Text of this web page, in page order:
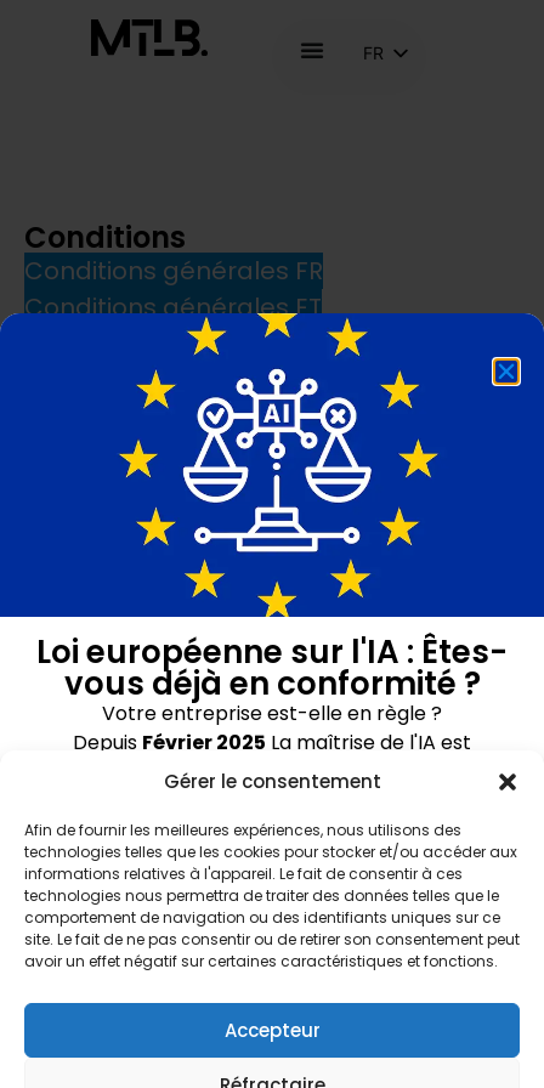
Gérer le consentement
Afin de fournir les meilleures expériences, nous utilisons des
technologies telles que les cookies pour stocker et/ou accéder aux
informations relatives à l'appareil. Le fait de consentir à ces
technologies nous permettra de traiter des données telles que le
comportement de navigation ou des identifiants uniques sur ce
site. Le fait de ne pas consentir ou de retirer son consentement peut
avoir un effet négatif sur certaines caractéristiques et fonctions.
Accepteur
FR
Conditions
Conditions générales FR
Conditions générales ET
Conditions générales FR
Info
A propos de
nous
Blog
Contact
Google beoordeling
Ateliers
Atelier sur la
maîtrise de l'IA
Atelier avancé
sur l'IA
AI Adoptie
Traject
L'IA pour les
dirigeants
d'entreprise
Atelier sur le
droit de l'IA dans
l'UE
Atelier en ligne
sur l'IA
Demande
de devis
Metalab
Consultants BV
BE 1005.876.043
info@mtlb.io
+32(0)50/54.82.17
Loi européenne sur l'IA : Êtes-
vous déjà en conformité ?
Votre entreprise est-elle en règle ?
Depuis Février 2025 La maîtrise de l'IA est
indispensable.
Voir ici